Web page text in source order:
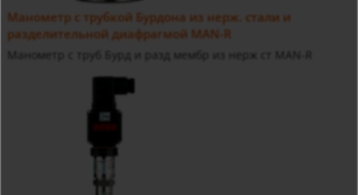
Манометр с трубкой Бурдона из нерж. стали и
разделительной диафрагмой MAN-R
Манометр с труб Бурд и разд мембр из нерж ст MAN-R